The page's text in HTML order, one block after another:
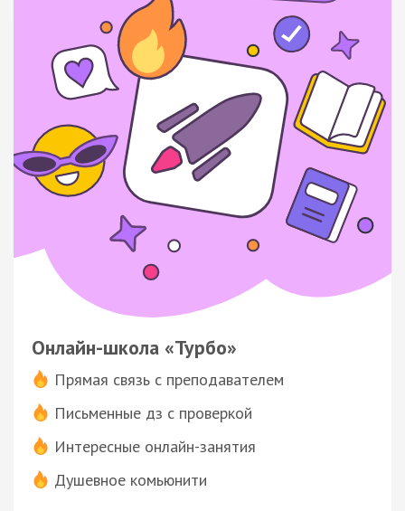
Онлайн-школа «Турбо»
Прямая связь с преподавателем
Письменные дз с проверкой
Интересные онлайн-занятия
Душевное комьюнити